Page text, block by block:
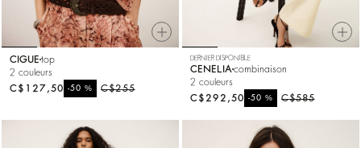
CIGUE top
2 couleurs
C$255
-50%
C$127,50
DERNIER DISPONIBLE
CENELIA combinaison
2 couleurs
C$585
-50%
C$292,50